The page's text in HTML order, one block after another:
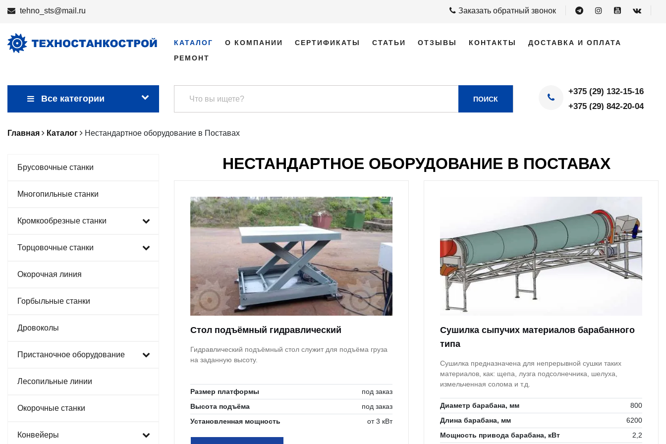
tehno_sts@mail.ru Заказать обратный звонок
КАТАЛОГ О КОМПАНИИ СЕРТИФИКАТЫ СТАТЬИ ОТЗЫВЫ КОНТАКТЫ
ДОСТАВКА И ОПЛАТА
РЕМОНТ
Все категории ПОИСК
+375 (29) 132-15-16
+375 (29) 842-20-04
Главная Каталог Нестандартное оборудование в Поставах
Брусовочные станки
Многопильные станки
Кромкообрезные станки
Торцовочные станки
Окорочная линия
Горбыльные станки
Дровоколы
Пристаночное оборудование
Лесопильные линии
Окорочные станки
Конвейеры
НЕСТАНДАРТНОЕ ОБОРУДОВАНИЕ В ПОСТАВАХ
Стол подъёмный гидравлический
Гидравлический подъёмный стол служит для подъёма груза
на заданную высоту.
Размер платформы
под заказ
Высота подъёма
под заказ
Установленная мощность
от 3 кВт
Сушилка сыпучих материалов барабанного
типа
Сушилка предназначена для непрерывной сушки таких
материалов, как: щепа, лузга подсолнечника, шелуха,
измельченная солома и т.д.
Диаметр барабана, мм
800
Длина барабана, мм
6200
Мощность привода барабана, кВт
2,2